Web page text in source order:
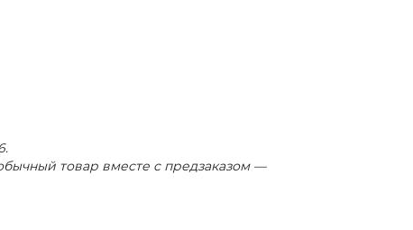
товар вместе с предзаказом —